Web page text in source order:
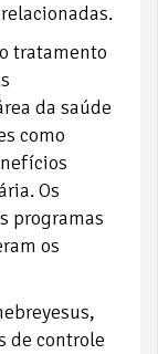
tratamento
da saúde
como
Os
programas
os
de controle